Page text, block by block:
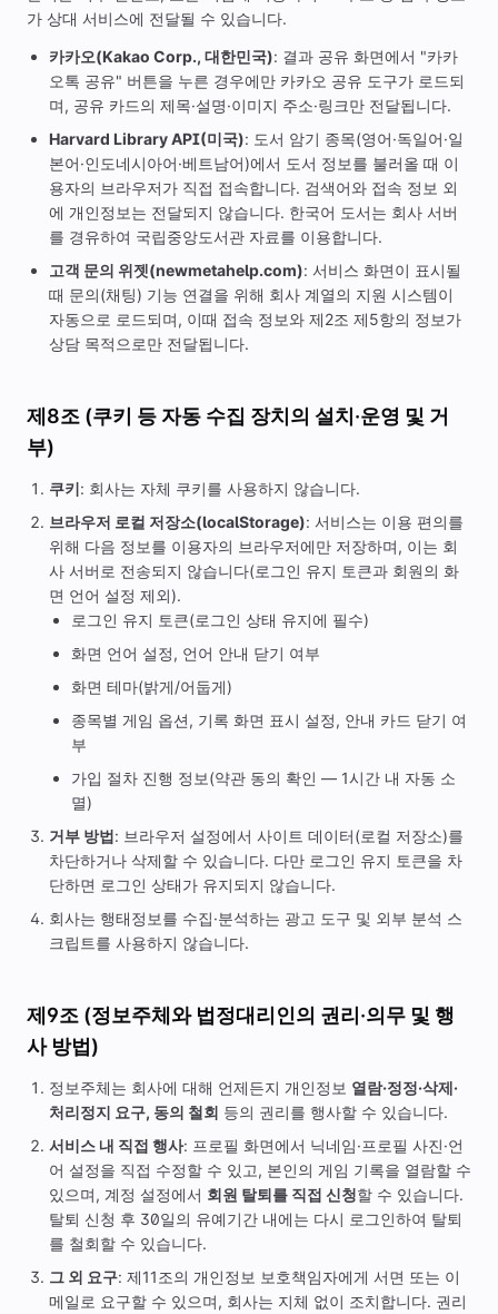
가 상대 서비스에 전달될 수 있습니다.
카카오(Kakao Corp., 대한민국): 결과 공유 화면에서 "카카
오톡 공유" 버튼을 누른 경우에만 카카오 공유 도구가 로드되
며, 공유 카드의 제목·설명·이미지 주소·링크만 전달됩니다.
Harvard Library API(미국): 도서 암기 종목(영어·독일어·일
본어·인도네시아어·베트남어)에서 도서 정보를 불러올 때 이
용자의 브라우저가 직접 접속합니다. 검색어와 접속 정보 외
에 개인정보는 전달되지 않습니다. 한국어 도서는 회사 서버
를 경유하여 국립중앙도서관 자료를 이용합니다.
고객 문의 위젯(newmetahelp.com): 서비스 화면이 표시될
때 문의(채팅) 기능 연결을 위해 회사 계열의 지원 시스템이
자동으로 로드되며, 이때 접속 정보와 제2조 제5항의 정보가
상담 목적으로만 전달됩니다.
제8조 (쿠키 등 자동 수집 장치의 설치·운영 및 거
부)
쿠키: 회사는 자체 쿠키를 사용하지 않습니다.
브라우저 로컬 저장소(localStorage): 서비스는 이용 편의를
위해 다음 정보를 이용자의 브라우저에만 저장하며, 이는 회
사 서버로 전송되지 않습니다(로그인 유지 토큰과 회원의 화
면 언어 설정 제외).
로그인 유지 토큰(로그인 상태 유지에 필수)
화면 언어 설정, 언어 안내 닫기 여부
화면 테마(밝게/어둡게)
종목별 게임 옵션, 기록 화면 표시 설정, 안내 카드 닫기 여
부
가입 절차 진행 정보(약관 동의 확인 — 1시간 내 자동 소
멸)
거부 방법: 브라우저 설정에서 사이트 데이터(로컬 저장소)를
차단하거나 삭제할 수 있습니다. 다만 로그인 유지 토큰을 차
단하면 로그인 상태가 유지되지 않습니다.
회사는 행태정보를 수집·분석하는 광고 도구 및 외부 분석 스
크립트를 사용하지 않습니다.
제9조 (정보주체와 법정대리인의 권리·의무 및 행
사 방법)
정보주체는 회사에 대해 언제든지 개인정보 열람·정정·삭제·
처리정지 요구, 동의 철회 등의 권리를 행사할 수 있습니다.
서비스 내 직접 행사: 프로필 화면에서 닉네임·프로필 사진·언
어 설정을 직접 수정할 수 있고, 본인의 게임 기록을 열람할 수
있으며, 계정 설정에서 회원 탈퇴를 직접 신청할 수 있습니다.
탈퇴 신청 후 30일의 유예기간 내에는 다시 로그인하여 탈퇴
를 철회할 수 있습니다.
그 외 요구: 제11조의 개인정보 보호책임자에게 서면 또는 이
메일로 요구할 수 있으며, 회사는 지체 없이 조치합니다. 권리